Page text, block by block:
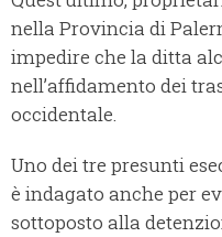
nella Provincia di
impedire che la ditta
nell’affidamento dei
occidentale.
Uno dei tre presunti
è indagato anche per
sottoposto alla